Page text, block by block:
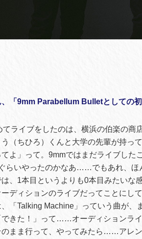
「9mm Parabellum Bulletとしての
てライブをしたのは、横浜の伯楽の商
（ちひろ）くんと大学の先輩が持っ
よ」って。9mmではまだライブした
らいやったのかなあ……でもあれ、ほ
、1本目というよりも0本目みたいな
ディションのライブだってことにして
「Talking Machine」っていう曲が、
できた！」って……オーディションラ
まま行って、やってみたら……アレ